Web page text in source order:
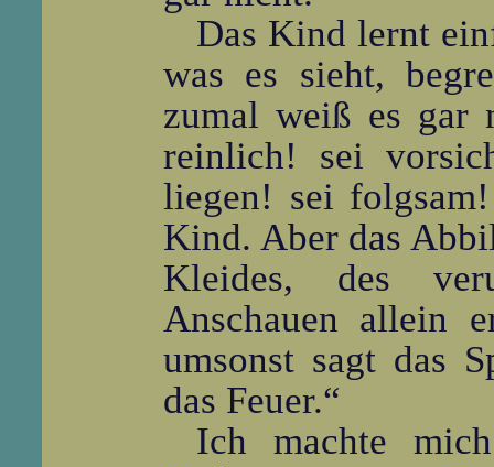
Das Kind lernt
was es sieht,
zumal weiß es gar
reinlich! sei
liegen! sei
Kind. Aber das
Kleides, des
Anschauen allein
umsonst sagt das
das Feuer.“
Ich machte